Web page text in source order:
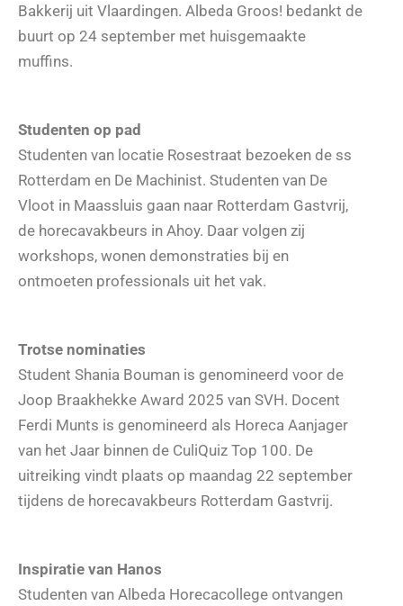
Bakkerij uit Vlaardingen. Albeda Groos! bedankt de
buurt op 24 september met huisgemaakte
muffins.
Studenten op pad
Studenten van locatie Rosestraat bezoeken de ss
Rotterdam en De Machinist. Studenten van De
Vloot in Maassluis gaan naar Rotterdam Gastvrij,
de horecavakbeurs in Ahoy. Daar volgen zij
workshops, wonen demonstraties bij en
ontmoeten professionals uit het vak.
Trotse nominaties
Student Shania Bouman is genomineerd voor de
Joop Braakhekke Award 2025 van SVH. Docent
Ferdi Munts is genomineerd als Horeca Aanjager
van het Jaar binnen de CuliQuiz Top 100. De
uitreiking vindt plaats op maandag 22 september
tijdens de horecavakbeurs Rotterdam Gastvrij.
Inspiratie van Hanos
Studenten van Albeda Horecacollege ontvangen